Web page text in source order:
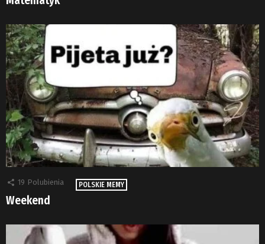
19 Polubienia POLSKIE MEMY
Weekend